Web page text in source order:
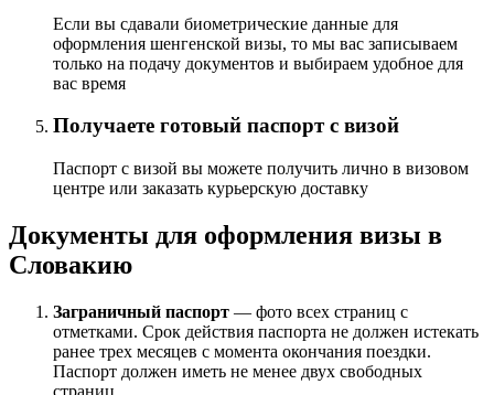
Если вы сдавали биометрические данные для
оформления шенгенской визы, то мы вас записываем
только на подачу документов и выбираем удобное для
вас время
Получаете готовый паспорт с визой
Паспорт с визой вы можете получить лично в визовом
центре или заказать курьерскую доставку
Документы для оформления визы в
Словакию
Заграничный паспорт — фото всех страниц с
отметками. Срок действия паспорта не должен истекать
ранее трех месяцев с момента окончания поездки.
Паспорт должен иметь не менее двух свободных
страниц